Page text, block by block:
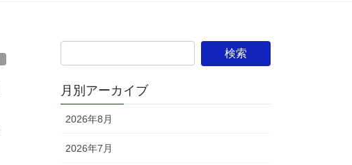
月別アーカイブ
2026年8月
2026年7月